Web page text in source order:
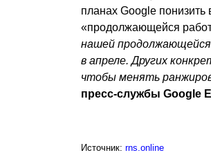
планах Google
«продолжающейся
нашей продолжающейся
в апреле. Других
чтобы менять
пресс-службы Google
Источник: rns.online